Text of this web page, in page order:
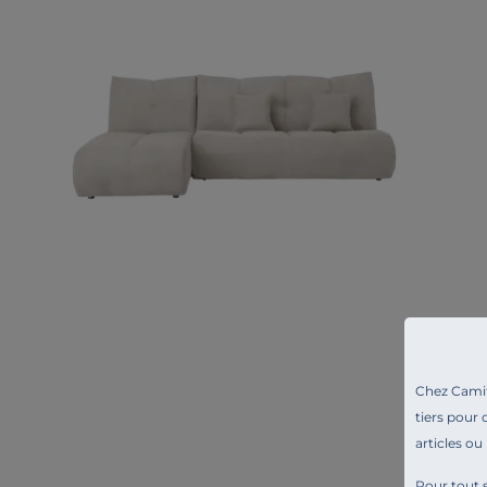
Chez
tiers pour
articles ou